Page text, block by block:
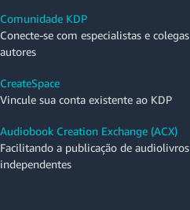
Comunidade KDP
Conecte-se com especialistas e colegas
autores
CreateSpace
Vincule sua conta existente ao KDP
Audiobook Creation Exchange (ACX)
Facilitando a publicação de audiolivros
independentes